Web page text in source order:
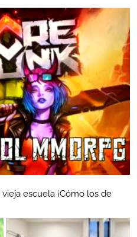
escuela ¡Cómo los de